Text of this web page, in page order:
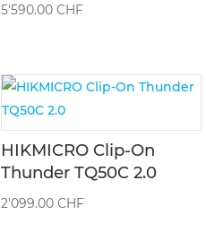
5'590.00 CHF
HIKMICRO Clip-On
Thunder TQ50C 2.0
2'099.00 CHF